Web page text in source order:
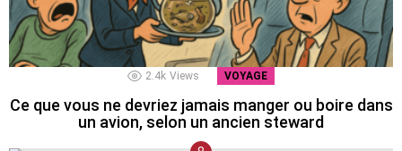
2.4k Views VOYAGE
Ce que vous ne devriez jamais manger ou boire dans
un avion, selon un ancien steward